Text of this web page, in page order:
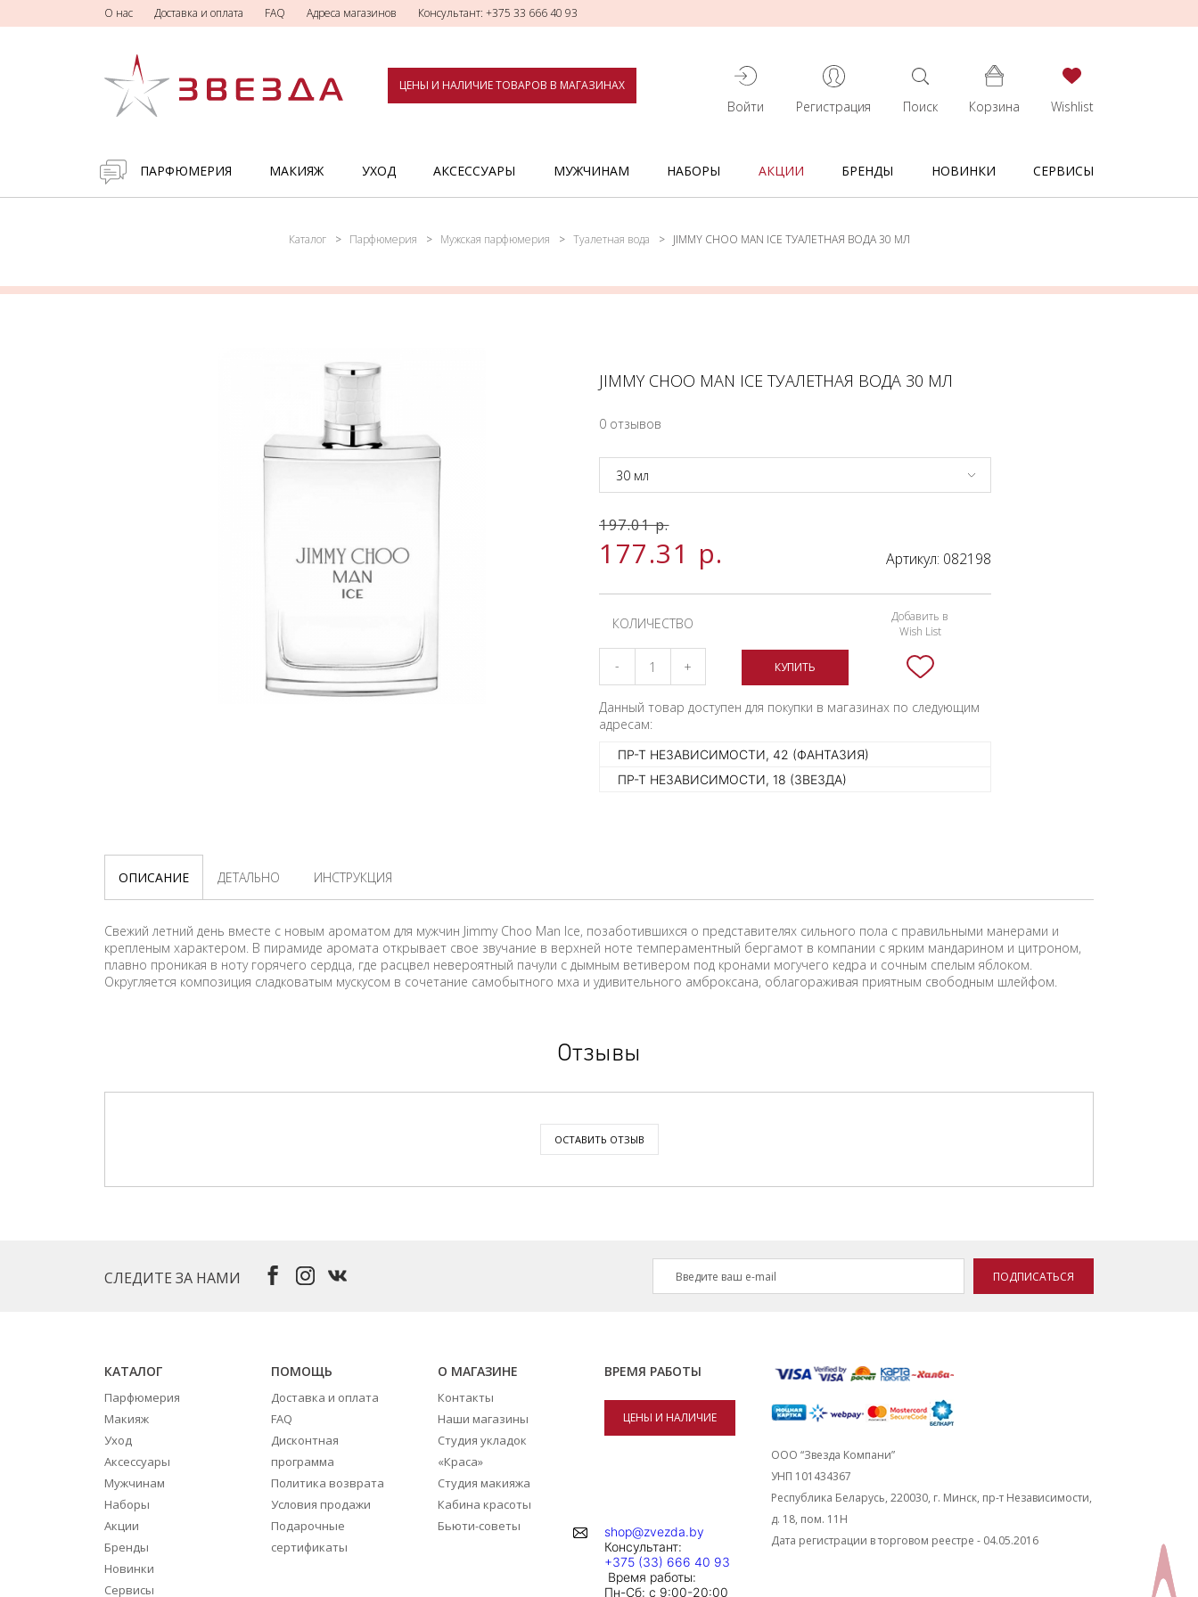
О нас Доставка и оплата FAQ Адреса магазинов Консультант: +375 33 666 40 93
ЦЕНЫ И НАЛИЧИЕ ТОВАРОВ В МАГАЗИНАХ
Войти Регистрация Поиск Корзина Wishlist
ПАРФЮМЕРИЯ МАКИЯЖ УХОД АКСЕССУАРЫ МУЖЧИНАМ НАБОРЫ АКЦИИ БРЕНДЫ НОВИНКИ СЕРВИСЫ
Каталог Парфюмерия Мужская парфюмерия Туалетная вода JIMMY CHOO MAN ICE ТУАЛЕТНАЯ ВОДА 30 МЛ
JIMMY CHOO MAN ICE ТУАЛЕТНАЯ ВОДА 30 МЛ
0 отзывов
30 мл
197.01р.
177.31 р. Артикул: 082198
КОЛИЧЕСТВО
- + КУПИТЬ
Добавить в
Wish List
Данный товар доступен для покупки в магазинах по следующим
адресам:
ПР-Т НЕЗАВИСИМОСТИ, 42 (ФАНТАЗИЯ)
ПР-Т НЕЗАВИСИМОСТИ, 18 (ЗВЕЗДА)
ОПИСАНИЕ ДЕТАЛЬНО ИНСТРУКЦИЯ
Свежий летний день вместе с новым ароматом для мужчин Jimmy Choo Man Ice, позаботившихся о представителях сильного пола с правильными манерами и
крепленым характером. В пирамиде аромата открывает свое звучание в верхней ноте темпераментный бергамот в компании с ярким мандарином и цитроном,
плавно проникая в ноту горячего сердца, где расцвел невероятный пачули с дымным ветивером под кронами могучего кедра и сочным спелым яблоком.
Округляется композиция сладковатым мускусом в сочетание самобытного мха и удивительного амброксана, облагораживая приятным свободным шлейфом.
Отзывы
ОСТАВИТЬ ОТЗЫВ
СЛЕДИТЕ ЗА НАМИ ПОДПИСАТЬСЯ
КАТАЛОГ
Парфюмерия
Макияж
Уход
Аксессуары
Мужчинам
Наборы
Акции
Бренды
Новинки
Сервисы
ПОМОЩЬ
Доставка и оплата
FAQ
Дисконтная
программа
Политика возврата
Условия продажи
Подарочные
сертификаты
О МАГАЗИНЕ
Контакты
Наши магазины
Студия укладок
«Краса»
Студия макияжа
Кабина красоты
Бьюти-советы
ВРЕМЯ РАБОТЫ
ЦЕНЫ И НАЛИЧИЕ
shop@zvezda.by
Консультант:
+375 (33) 666 40 93
Время работы:
Пн-Сб: с 9:00-20:00
ООО “Звезда Компани”
УНП 101434367
Республика Беларусь, 220030, г. Минск, пр-т Независимости,
д. 18, пом. 11Н
Дата регистрации в торговом реестре - 04.05.2016